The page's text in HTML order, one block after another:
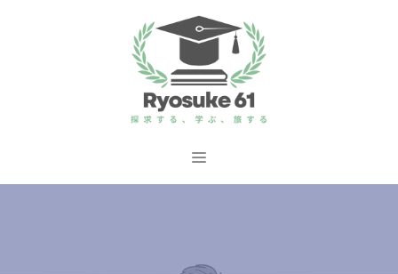
ス
メ
ュ